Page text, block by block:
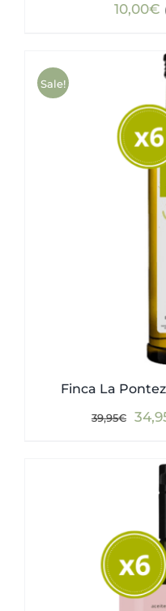
10,00€
Sale!
Finca La
39,95€
was: